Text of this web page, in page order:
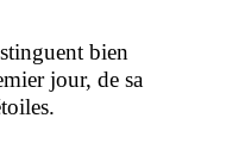
bien
jour, de sa